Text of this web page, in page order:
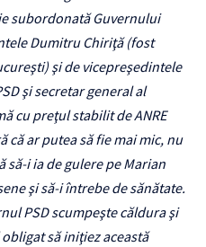
subordonată Guvernului
Dumitru Chiriţă (fost
şi de vicepreşedintele
şi secretar general al
cu preţul stabilit de ANRE
că ar putea să fie mai mic, nu
să-i ia de gulere pe Marian
şi să-i întrebe de sănătate.
PSD scumpeşte căldura şi
să iniţiez această